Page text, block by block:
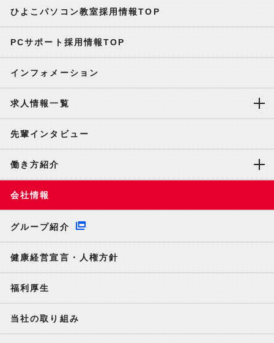
ひよこパソコン教室採用情報TOP
PCサポート採用情報TOP
インフォメーション
求人情報一覧
先輩インタビュー
働き方紹介
会社情報
グループ紹介
健康経営宣言・人権方針
福利厚生
当社の取り組み